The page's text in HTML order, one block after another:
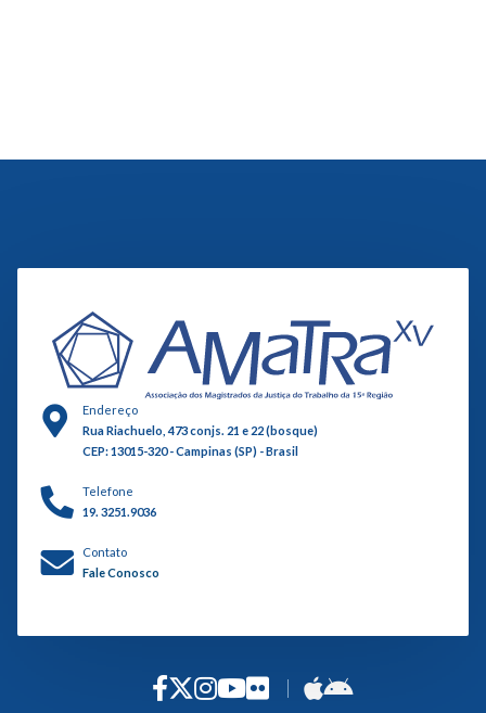
Endereço
Rua Riachuelo, 473 conjs. 21 e 22 (bosque)
CEP: 13015-320 - Campinas (SP) - Brasil
Telefone
19. 3251.9036
Contato
Fale Conosco